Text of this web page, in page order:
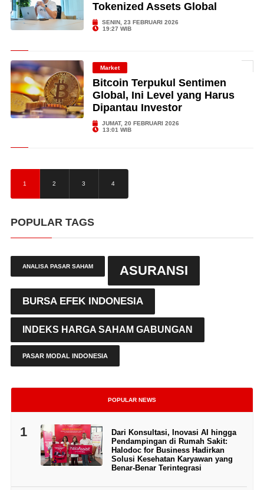
Tokenized Assets Global
SENIN, 23 FEBRUARI 2026
19:27 WIB
Market
Bitcoin Terpukul Sentimen
Global, Ini Level yang Harus
Dipantau Investor
JUMAT, 20 FEBRUARI 2026
13:01 WIB
1 2 3 4
POPULAR TAGS
ANALISA PASAR SAHAM ASURANSI
BURSA EFEK INDONESIA
INDEKS HARGA SAHAM GABUNGAN
PASAR MODAL INDONESIA
POPULAR NEWS
1
Dari Konsultasi, Inovasi AI hingga
Pendampingan di Rumah Sakit:
Halodoc for Business Hadirkan
Solusi Kesehatan Karyawan yang
Benar-Benar Terintegrasi